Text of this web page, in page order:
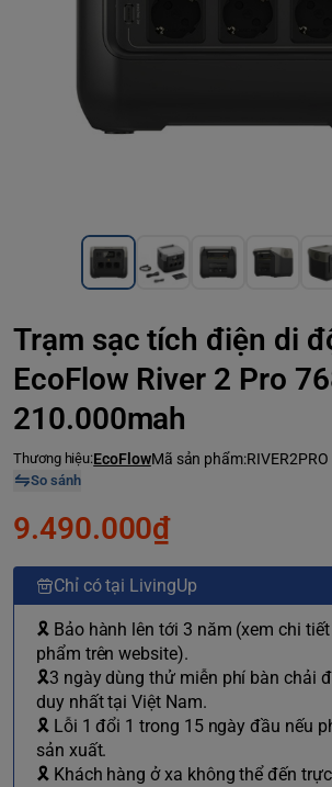
Trạm sạc tích điện di
EcoFlow River 2 Pro
210.000mah
Thương hiệu:EcoFlowMã sản phẩm:RIVER2PRO
So sánh
9.490.000₫
Chỉ có tại LivingUp
🎗 Bảo hành lên tới 3 năm (xem chi
phẩm trên website).
🎗3 ngày dùng thử miễn phí bàn chải
duy nhất tại Việt Nam.
🎗 Lỗi 1 đổi 1 trong 15 ngày đầu nếu
sản xuất.
🎗 Khách hàng ở xa không thể đến